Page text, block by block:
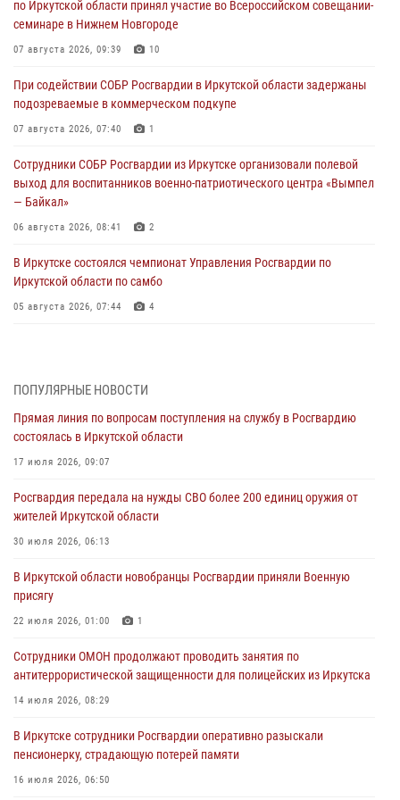
по Иркутской области принял участие во Всероссийском совещании-
семинаре в Нижнем Новгороде
07 августа 2026, 09:39 10
При содействии СОБР Росгвардии в Иркутской области задержаны
подозреваемые в коммерческом подкупе
07 августа 2026, 07:40 1
Сотрудники СОБР Росгвардии из Иркутске организовали полевой
выход для воспитанников военно-патриотического центра «Вымпел
— Байкал»
06 августа 2026, 08:41 2
В Иркутске состоялся чемпионат Управления Росгвардии по
Иркутской области по самбо
05 августа 2026, 07:44 4
04 августа 2026, 07:14 3
Росгвардейцы потушили загоревшийся автомобиль в Иркутске
03 августа 2026, 04:55
Дню Воздушно-десантных войск в Иркутской области
03 августа 2026, 03:32
сердца к сердцу» (видео)
31 июля 2026, 04:37
пропавшую пожилую женщину в Иркутске
30 июля 2026, 07:37
ПОПУЛЯРНЫЕ НОВОСТИ
Прямая линия по вопросам поступления на службу в Росгвардию
состоялась в Иркутской области
17 июля 2026, 09:07
Росгвардия передала на нужды СВО более 200 единиц оружия от
жителей Иркутской области
30 июля 2026, 06:13
В Иркутской области новобранцы Росгвардии приняли Военную
присягу
22 июля 2026, 01:00 1
Сотрудники ОМОН продолжают проводить занятия по
антитеррористической защищенности для полицейских из Иркутска
14 июля 2026, 08:29
В Иркутске сотрудники Росгвардии оперативно разыскали
пенсионерку, страдающую потерей памяти
16 июля 2026, 06:50